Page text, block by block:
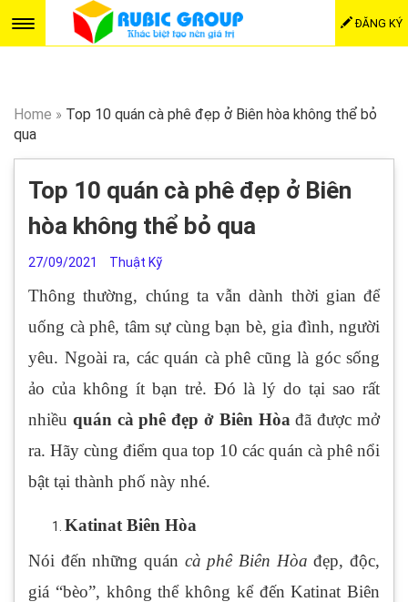
ĐĂNG KÝ
Home » Top 10 quán cà phê đẹp ở Biên hòa không thể bỏ
qua
Top 10 quán cà phê đẹp ở Biên
hòa không thể bỏ qua
27/09/2021 Thuật Kỹ
Thông thường, chúng ta vẫn dành thời gian để
uống cà phê, tâm sự cùng bạn bè, gia đình, người
yêu. Ngoài ra, các quán cà phê cũng là góc sống
ảo của không ít bạn trẻ. Đó là lý do tại sao rất
nhiều quán cà phê đẹp ở Biên Hòa đã được mở
ra. Hãy cùng điểm qua top 10 các quán cà phê nổi
bật tại thành phố này nhé.
Katinat Biên Hòa
Nói đến những quán cà phê Biên Hòa đẹp, độc,
giá “bèo”, không thể không kể đến Katinat Biên